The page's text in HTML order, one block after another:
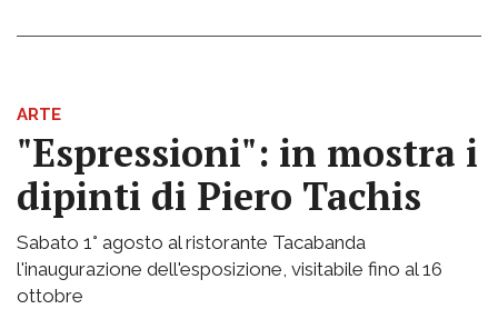
ARTE
"Espressioni": in mostra i
dipinti di Piero Tachis
Sabato 1° agosto al ristorante Tacabanda
l'inaugurazione dell'esposizione, visitabile fino al 16
ottobre